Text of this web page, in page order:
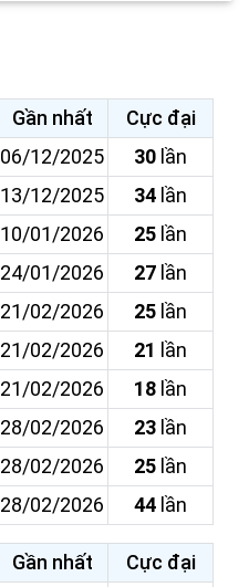
Gần nhất
Cực đại
06/12/2025 30 lần
13/12/2025 34 lần
10/01/2026 25 lần
24/01/2026 27 lần
21/02/2026 25 lần
21/02/2026 21 lần
21/02/2026 18 lần
28/02/2026 23 lần
28/02/2026 25 lần
28/02/2026 44 lần
Gần nhất
Cực đại